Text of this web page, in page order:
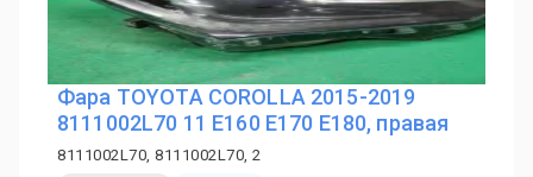
Фара TOYOTA COROLLA 2015-2019
8111002L70 11 E160 E170 E180, правая
8111002L70, 8111002L70, 2